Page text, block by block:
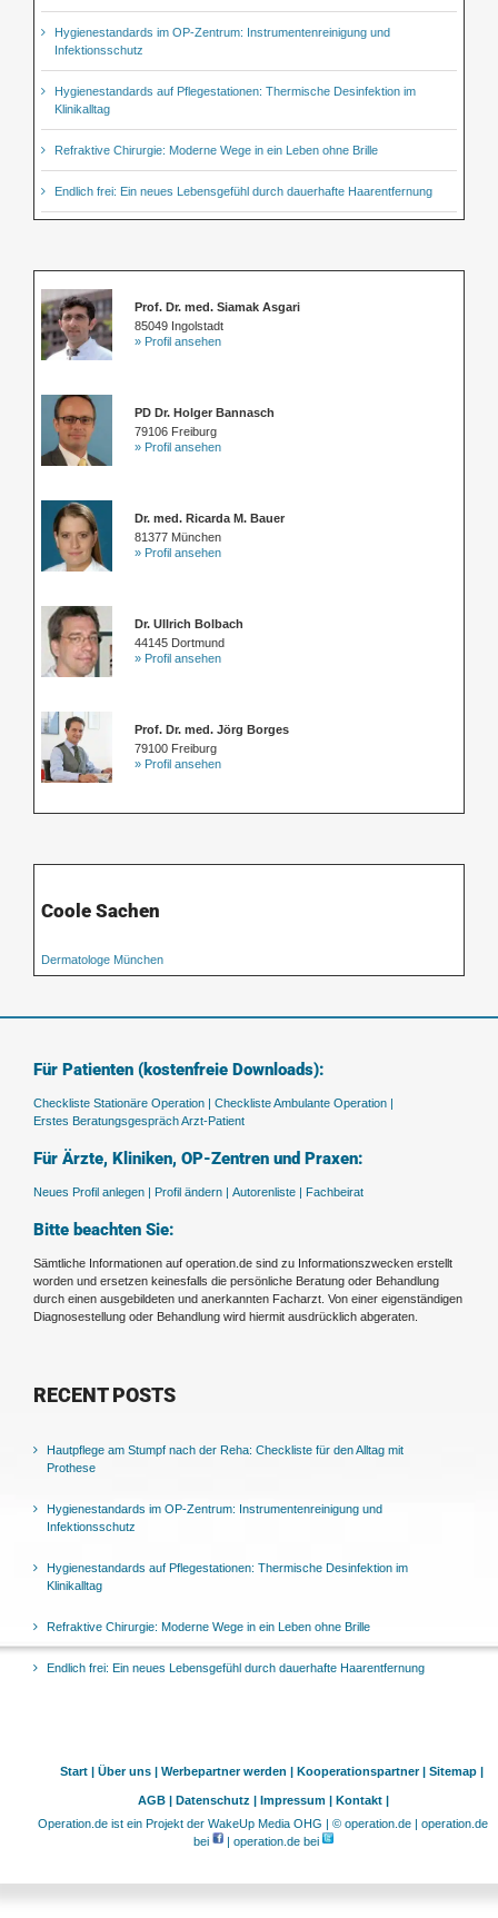
Hygienestandards im OP-Zentrum: Instrumentenreinigung und
Infektionsschutz
Hygienestandards auf Pflegestationen: Thermische Desinfektion im
Klinikalltag
Refraktive Chirurgie: Moderne Wege in ein Leben ohne Brille
Endlich frei: Ein neues Lebensgefühl durch dauerhafte Haarentfernung
Prof. Dr. med. Siamak Asgari
85049 Ingolstadt
» Profil ansehen
PD Dr. Holger Bannasch
79106 Freiburg
» Profil ansehen
Dr. med. Ricarda M. Bauer
81377 München
» Profil ansehen
Dr. Ullrich Bolbach
44145 Dortmund
» Profil ansehen
Prof. Dr. med. Jörg Borges
79100 Freiburg
» Profil ansehen
Coole Sachen
Dermatologe München
Für Patienten (kostenfreie Downloads):
Checkliste Stationäre Operation | Checkliste Ambulante Operation |
Erstes Beratungsgespräch Arzt-Patient
Für Ärzte, Kliniken, OP-Zentren und Praxen:
Neues Profil anlegen | Profil ändern | Autorenliste | Fachbeirat
Bitte beachten Sie:
Sämtliche Informationen auf operation.de sind zu Informationszwecken erstellt
worden und ersetzen keinesfalls die persönliche Beratung oder Behandlung
durch einen ausgebildeten und anerkannten Facharzt. Von einer eigenständigen
Diagnosestellung oder Behandlung wird hiermit ausdrücklich abgeraten.
RECENT POSTS
Hautpflege am Stumpf nach der Reha: Checkliste für den Alltag mit
Prothese
Hygienestandards im OP-Zentrum: Instrumentenreinigung und
Infektionsschutz
Hygienestandards auf Pflegestationen: Thermische Desinfektion im
Klinikalltag
Refraktive Chirurgie: Moderne Wege in ein Leben ohne Brille
Endlich frei: Ein neues Lebensgefühl durch dauerhafte Haarentfernung
Start | Über uns | Werbepartner werden | Kooperationspartner | Sitemap |
AGB | Datenschutz | Impressum | Kontakt |
Operation.de ist ein Projekt der WakeUp Media OHG | © operation.de | operation.de
bei
| operation.de bei